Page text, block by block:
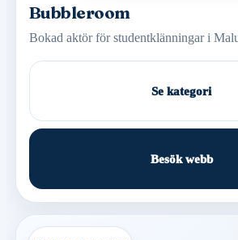
Bubbleroom
Bokad aktör för studentklänningar i
Se kategori
Besök webb